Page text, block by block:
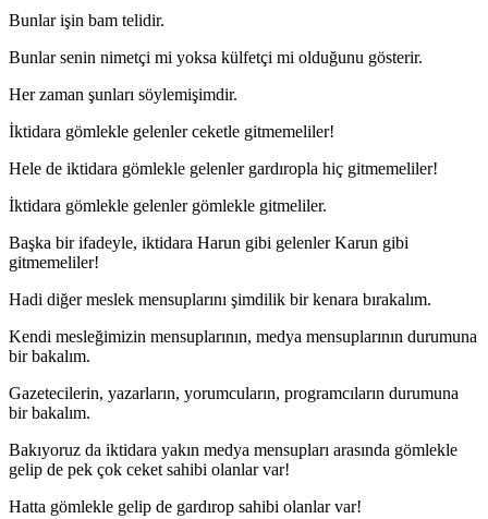
Bunlar işin bam telidir.
Bunlar senin nimetçi mi yoksa külfetçi mi olduğunu gösterir.
Her zaman şunları söylemişimdir.
İktidara gömlekle gelenler ceketle gitmemeliler!
Hele de iktidara gömlekle gelenler gardıropla hiç gitmemeliler!
İktidara gömlekle gelenler gömlekle gitmeliler.
Başka bir ifadeyle, iktidara Harun gibi gelenler Karun gibi
gitmemeliler!
Hadi diğer meslek mensuplarını şimdilik bir kenara bırakalım.
Kendi mesleğimizin mensuplarının, medya mensuplarının durumuna
bir bakalım.
Gazetecilerin, yazarların, yorumcuların, programcıların durumuna
bir bakalım.
Bakıyoruz da iktidara yakın medya mensupları arasında gömlekle
gelip de pek çok ceket sahibi olanlar var!
Hatta gömlekle gelip de gardırop sahibi olanlar var!